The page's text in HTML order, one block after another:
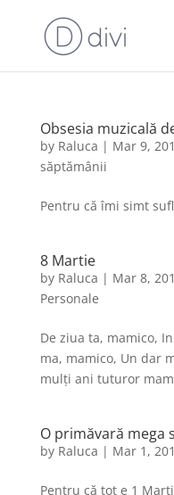
Obsesia muzicală
by Raluca | Mar 9,
săptămânii
Pentru că îmi simt
8 Martie
by Raluca | Mar 8,
Personale
De ziua ta, mamico,
ma, mamico, Un dar
mulți ani tuturor
O primăvară mega
by Raluca | Mar 1,
Pentru că tot e 1